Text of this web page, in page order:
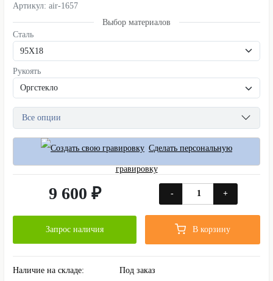
Артикул: air-1657
Выбор материалов
Сталь
Рукоять
Все опции
Сделать персональную
гравировку
9 600 ₽ - +
Запрос наличия В корзину
Наличие на складе:
Под заказ